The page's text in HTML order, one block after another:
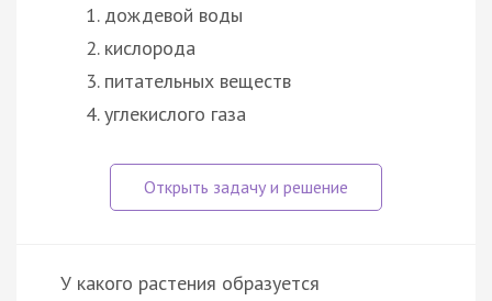
дождевой воды
кислорода
питательных веществ
углекислого газа
У какого растения образуется